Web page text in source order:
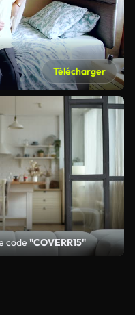
Télécharger
code"COVERR15"